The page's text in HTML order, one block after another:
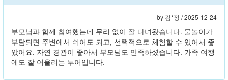
by 김*정 /2025-12-24
부모님과 함께 참여했는데 무리 없이 잘 다녀왔습니다. 물놀이가
부담되면 주변에서 쉬어도 되고, 선택적으로 체험할 수 있어서 좋
았어요. 자연 경관이 좋아서 부모님도 만족하셨습니다. 가족 여행
에도 잘 어울리는 투어입니다.